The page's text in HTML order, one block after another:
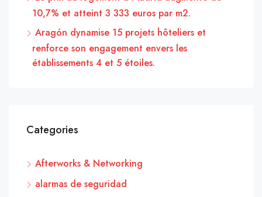
10,7% et atteint 3 333 euros par m2.
Aragón dynamise 15 projets hôteliers et
renforce son engagement envers les
établissements 4 et 5 étoiles.
Categories
Afterworks & Networking
alarmas de seguridad